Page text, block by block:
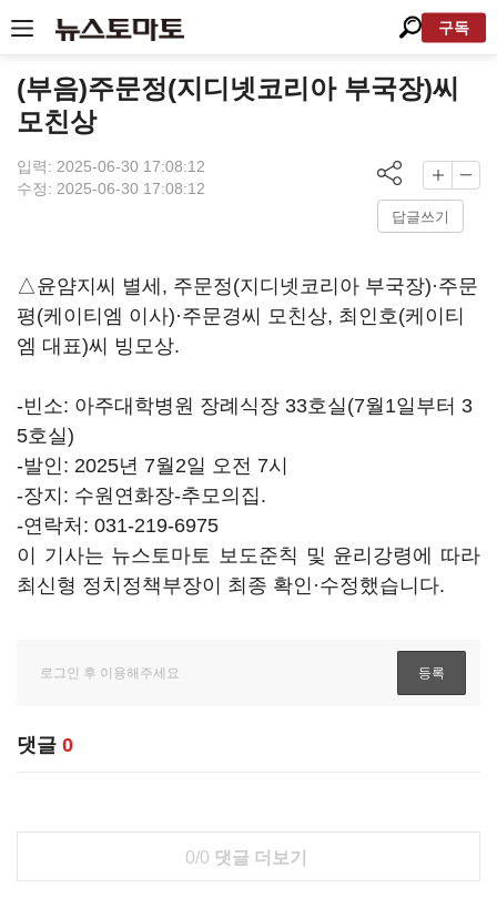
구독
(부음)주문정(지디넷코리아 부국장)씨
모친상
입력: 2025-06-30 17:08:12
수정: 2025-06-30 17:08:12
답글쓰기
△윤얌지씨 별세, 주문정(지디넷코리아 부국장)·주문
평(케이티엠 이사)·주문경씨 모친상, 최인호(케이티
엠 대표)씨 빙모상.
-빈소: 아주대학병원 장례식장 33호실(7월1일부터 3
5호실)
-발인: 2025년 7월2일 오전 7시
-장지: 수원연화장-추모의집.
-연락처: 031-219-6975
이 기사는 뉴스토마토 보도준칙 및 윤리강령에 따라
최신형 정치정책부장이 최종 확인·수정했습니다.
댓글 0
0/0 댓글 더보기